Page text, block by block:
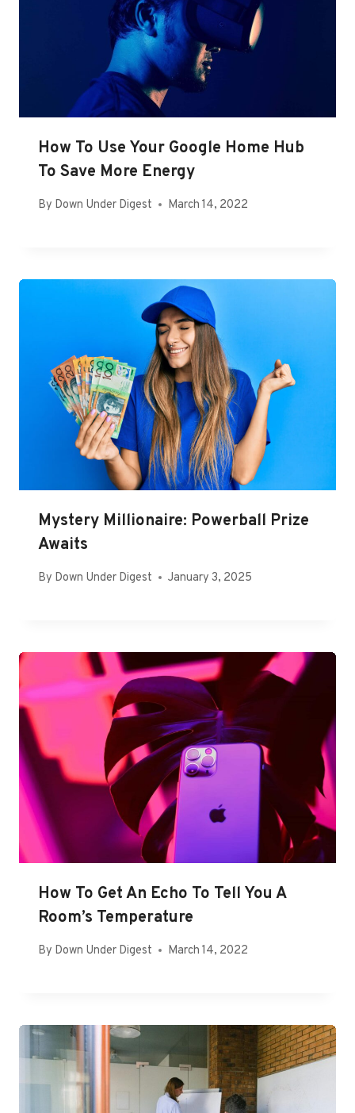
How To Use Your Google Home Hub
To Save More Energy
By Down Under Digest March 14, 2022
Mystery Millionaire: Powerball Prize
Awaits
By Down Under Digest January 3, 2025
How To Get An Echo To Tell You A
Room’s Temperature
By Down Under Digest March 14, 2022